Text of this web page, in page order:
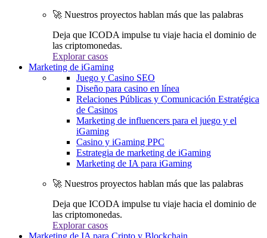
🚀 Nuestros proyectos hablan más que las palabras
Deja que ICODA impulse tu viaje hacia el dominio de
las criptomonedas.
Explorar casos
Marketing de iGaming
Juego y Casino SEO
Diseño para casino en línea
Relaciones Públicas y Comunicación Estratégica
de Casinos
Marketing de influencers para el juego y el
iGaming
Casino y iGaming PPC
Estrategia de marketing de iGaming
Marketing de IA para iGaming
🚀 Nuestros proyectos hablan más que las palabras
Deja que ICODA impulse tu viaje hacia el dominio de
las criptomonedas.
Explorar casos
Marketing de IA para Cripto y Blockchain